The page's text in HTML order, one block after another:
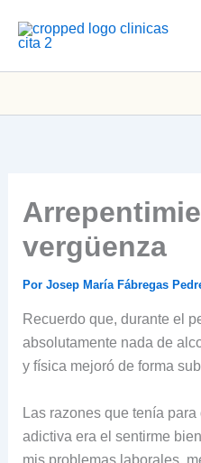
vergüenza
Por Josep María Fábregas
Recuerdo que, durante el
absolutamente nada de
y física mejoró de forma
Las razones que tenía
adictiva era el sentirme
mis problemas laborales,